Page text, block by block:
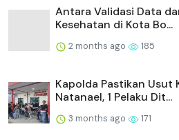
Antara Validasi Data
Kesehatan di Kota Bo...
2 months ago 185
Kapolda Pastikan Usut
Natanael, 1 Pelaku Dit...
3 months ago 171